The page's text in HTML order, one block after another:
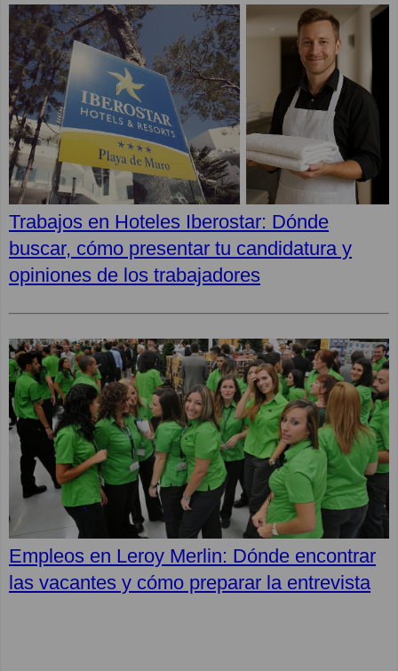
Trabajos en Hoteles Iberostar: Dónde
buscar, cómo presentar tu candidatura y
opiniones de los trabajadores
Empleos en Leroy Merlin: Dónde encontrar
las vacantes y cómo preparar la entrevista